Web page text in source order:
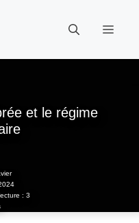
et le régime
: 3